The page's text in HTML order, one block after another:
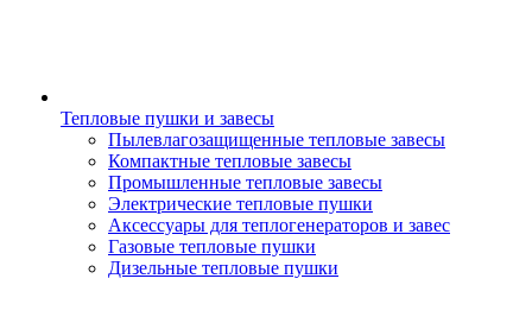
Тепловые пушки и завесы
Пылевлагозащищенные тепловые завесы
Компактные тепловые завесы
Промышленные тепловые завесы
Электрические тепловые пушки
Аксессуары для теплогенераторов и завес
Газовые тепловые пушки
Дизельные тепловые пушки